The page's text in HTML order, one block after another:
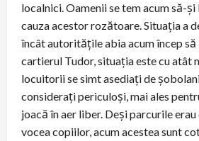
localnici. Oamenii se tem acum să-
cauza acestor rozătoare. Situația a
încât autoritățile abia acum încep să
cartierul Tudor, situația este cu atât
locuitorii se simt asediați de
considerați periculoși, mai ales
joacă în aer liber. Deși parcurile
vocea copiilor, acum acestea sunt